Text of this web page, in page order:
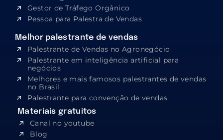
Gestor de Tráfego Orgânico
Pessoa para Palestra de Vendas
Melhor palestrante de vendas
Palestrante de Vendas no Agronegócio
Palestrante em inteligência artificial para
negócios
Melhores e mais famosos palestrantes de vendas
no Brasil
Palestrante para convenção de vendas
Materiais gratuitos
Canal no youtube
Blog